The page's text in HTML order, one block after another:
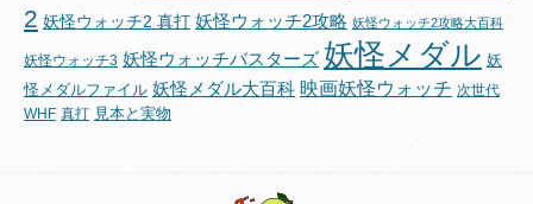
2 妖怪ウォッチ2 真打 妖怪ウォッチ2攻略 妖怪ウォッチ2攻略大百科
妖怪ウォッチ3 妖怪ウォッチバスターズ 妖怪メダル 妖
怪メダルファイル 妖怪メダル大百科 映画妖怪ウォッチ 次世代
WHF 真打 見本と実物